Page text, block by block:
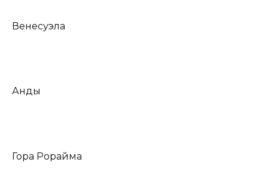
Венесуэла
Анды
Гора Рорайма